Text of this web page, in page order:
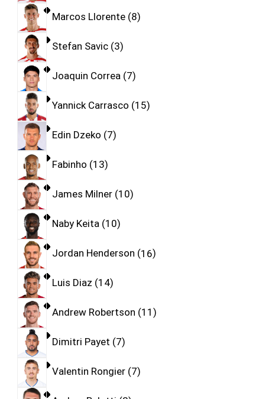
Marcos Llorente 8
Stefan Savic 3
Joaquin Correa 7
Yannick Carrasco 15
Edin Dzeko 7
Fabinho 13
James Milner 10
Naby Keita 10
Jordan Henderson 16
Luis Diaz 14
Andrew Robertson 11
Dimitri Payet 7
Valentin Rongier 7